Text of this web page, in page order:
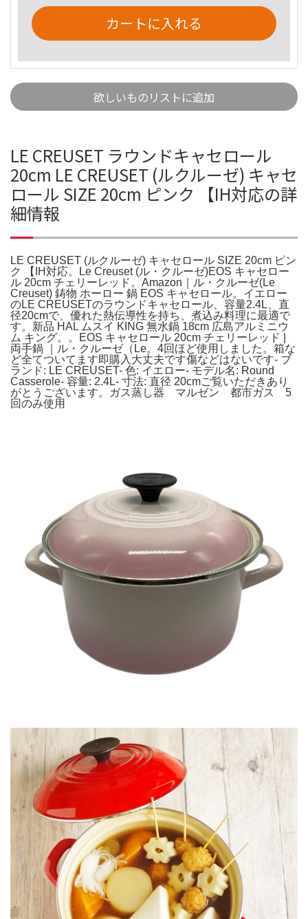
カートに入れる
欲しいものリストに追加
LE CREUSET ラウンドキャセロール
20cm LE CREUSET (ルクルーゼ) キャセ
ロール SIZE 20cm ピンク 【IH対応の詳
細情報
LE CREUSET (ルクルーゼ) キャセロール SIZE 20cm ピン
ク 【IH対応。Le Creuset (ル・クルーゼ)EOS キャセロー
ル 20cm チェリーレッド。Amazon｜ル・クルーゼ(Le
Creuset) 鋳物 ホーロー 鍋 EOS キャセロール。イエロー
のLE CREUSETのラウンドキャセロール、容量2.4L、直
径20cmで、優れた熱伝導性を持ち、煮込み料理に最適で
す。新品 HAL ムスイ KING 無水鍋 18cm 広島アルミニウ
ム キング。。EOS キャセロール 20cm チェリーレッド |
両手鍋 ｜ル・クルーゼ（Le。4回ほど使用しました。箱な
ど全てついてます即購入大丈夫です傷などはないです- ブ
ランド: LE CREUSET- 色: イエロー- モデル名: Round
Casserole- 容量: 2.4L- 寸法: 直径 20cmご覧いただきあり
がとうございます。ガス蒸し器 マルゼン 都市ガス 5
回のみ使用